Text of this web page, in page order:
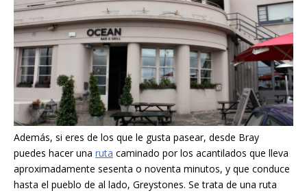
Además, si eres de los que le gusta pasear, desde Bray
puedes hacer una ruta caminado por los acantilados que lleva
aproximadamente sesenta o noventa minutos, y que conduce
hasta el pueblo de al lado, Greystones. Se trata de una ruta